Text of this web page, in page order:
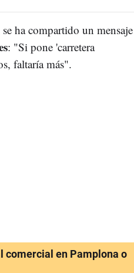
se ha compartido un mensaje
: "Si pone 'carretera
faltaría más".
comercial en Pamplona o